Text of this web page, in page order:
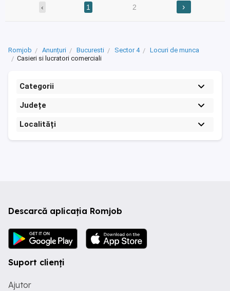
‹ 1 2 ›
Romjob Anunțuri Bucuresti Sector 4
Locuri de munca
Casieri si lucratori comerciali
Categorii
Județe
Localități
Descarcă aplicația Romjob
Suport clienți
Ajutor